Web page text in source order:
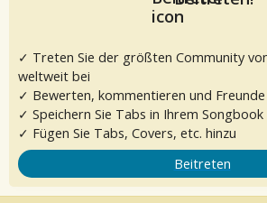
✓ Treten Sie der größten Community
weltweit bei
✓ Bewerten, kommentieren und
✓ Speichern Sie Tabs in Ihrem Songbook
✓ Fügen Sie Tabs, Covers, etc. hinzu
Beitreten